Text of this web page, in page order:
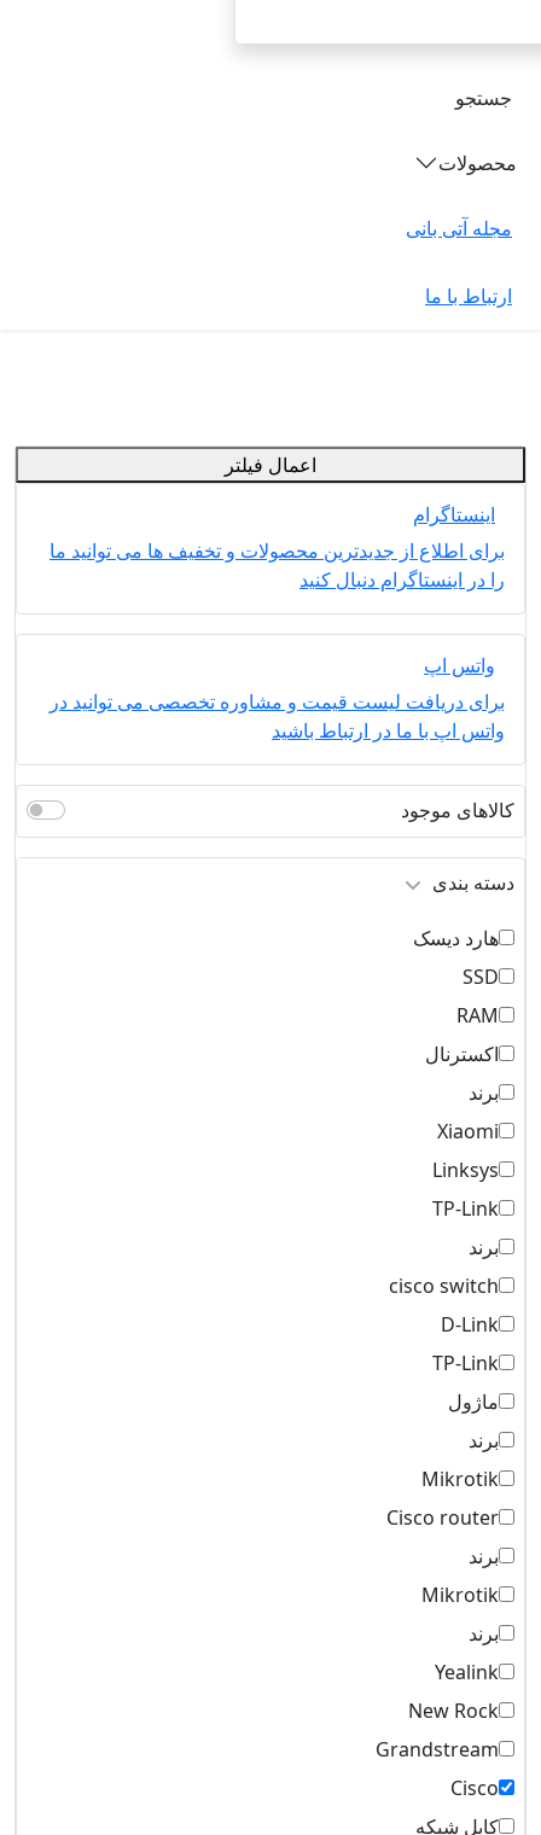
جستجو
محصولات
مجله آتی بانی
ارتباط با ما
کالاهای موجود
دسته بندی
هارد دیسک
SSD
RAM
اکسترنال
برند
Xiaomi
Linksys
TP-Link
برند
cisco switch
D-Link
TP-Link
ماژول
برند
Mikrotik
Cisco router
برند
Mikrotik
برند
Yealink
New Rock
Grandstream
Cisco
کابل شبکه
اعمال فیلتر
اینستاگرام
برای اطلاع از جدیدترین محصولات و تخفیف ها می توانید ما
را در اینستاگرام دنبال کنید
واتس اپ
برای دریافت لیست قیمت و مشاوره تخصصی می توانید در
واتس اپ با ما در ارتباط باشید